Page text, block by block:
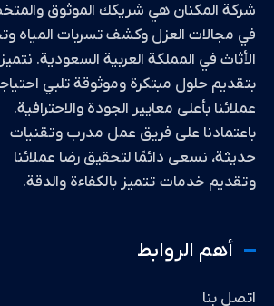
شركة المكنان هي شريكك الموثوق
في مجالات العزل وكشف تسربات المياه
الأثاث في المملكة العربية السعودية. نتميز
بتقديم حلول مبتكرة وموثوقة تلبي
عملائنا بأعلى معايير الجودة والاحترافية.
باعتمادنا على فريق عمل مدرب وتقنيات
حديثة، نسعى دائمًا لتحقيق رضا عملائنا
وتقديم خدمات تتميز بالكفاءة والدقة.
أهم الروابط
اتصل بنا